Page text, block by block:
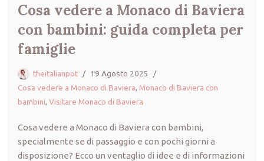
Cosa vedere a Monaco di Baviera
con bambini: guida completa per
famiglie
theitalianpot
19 Agosto 2025
Cosa vedere a Monaco di Baviera, Monaco di Baviera con
bambini, Visitare Monaco di Baviera
Cosa vedere a Monaco di Baviera con bambini,
specialmente se di passaggio e con pochi giorni a
disposizione? Ecco un ventaglio di idee e di informazioni